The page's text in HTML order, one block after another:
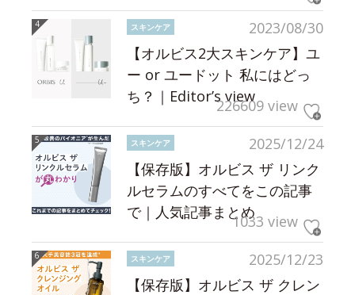
2023/08/30
スキンケア
【オルビス2大スキンケア】ユ
ー or ユードット 私にはどっ
ち？｜Editor’s view226609 view
2025/12/24
スキンケア
【保存版】オルビス ザ リンク
ルセラムのすべてをこの記事
で｜人気記事まとめ1033 view
2025/12/23
スキンケア
【保存版】オルビス ザ クレン